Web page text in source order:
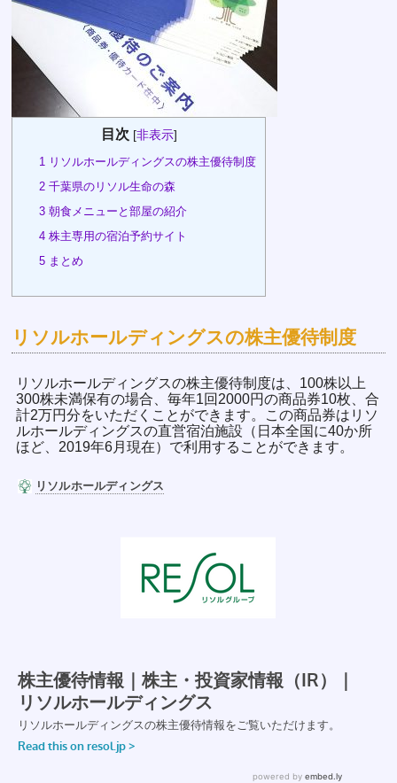
目次 [非表示]
1 リソルホールディングスの株主優待制度
2 千葉県のリソル生命の森
3 朝食メニューと部屋の紹介
4 株主専用の宿泊予約サイト
5 まとめ
リソルホールディングスの株主優待制度
リソルホールディングスの株主優待制度は、100株以上
300株未満保有の場合、毎年1回2000円の商品券10枚、合
計2万円分をいただくことができます。この商品券はリソ
ルホールディングスの直営宿泊施設（日本全国に40か所
ほど、2019年6月現在）で利用することができます。